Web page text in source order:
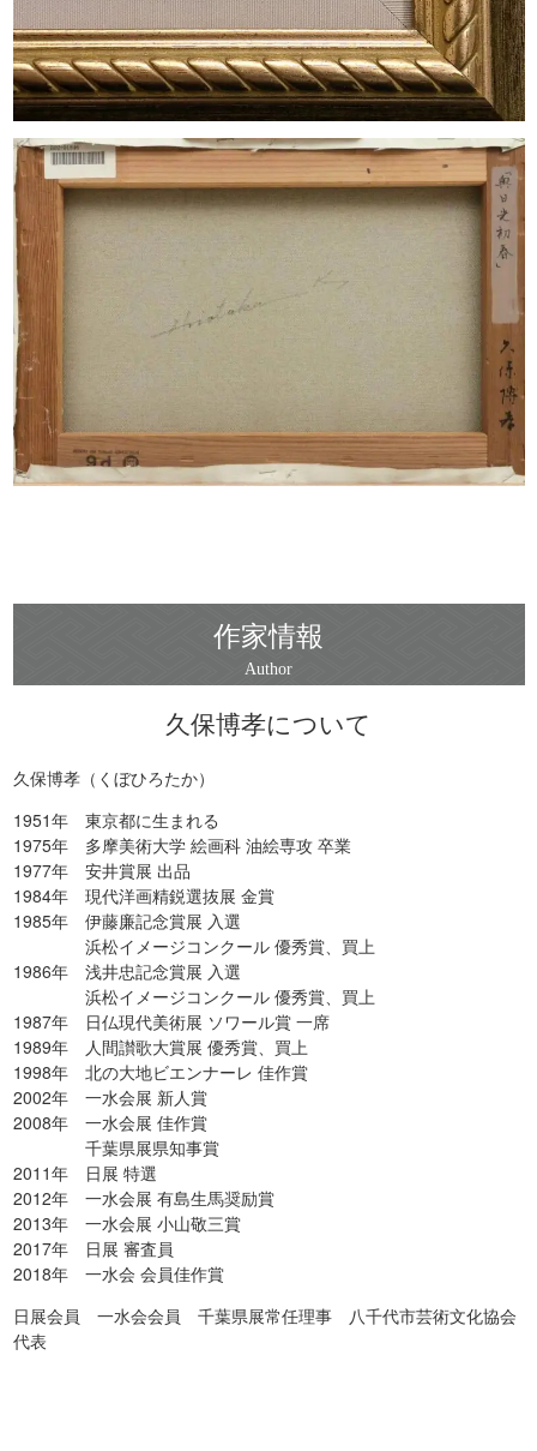
作家情報
久保博孝について
久保博孝（くぼひろたか）
1951年 東京都に生まれる
1975年 多摩美術大学 絵画科 油絵専攻 卒業
1977年 安井賞展 出品
1984年 現代洋画精鋭選抜展 金賞
1985年 伊藤廉記念賞展 入選
浜松イメージコンクール 優秀賞、買上
1986年 浅井忠記念賞展 入選
浜松イメージコンクール 優秀賞、買上
1987年 日仏現代美術展 ソワール賞 一席
1989年 人間讃歌大賞展 優秀賞、買上
1998年 北の大地ビエンナーレ 佳作賞
2002年 一水会展 新人賞
2008年 一水会展 佳作賞
千葉県展県知事賞
2011年 日展 特選
2012年 一水会展 有島生馬奨励賞
2013年 一水会展 小山敬三賞
2017年 日展 審査員
2018年 一水会 会員佳作賞
日展会員 一水会会員 千葉県展常任理事 八千代市芸術文化協会
代表